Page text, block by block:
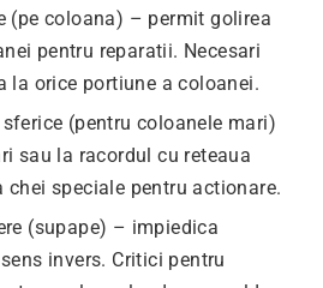
(pe coloana) – permit golirea
pentru reparatii. Necesari
la orice portiune a coloanei.
(pentru coloanele mari)
sau la racordul cu reteaua
chei speciale pentru actionare.
(supape) – impiedica
invers. Critici pentru